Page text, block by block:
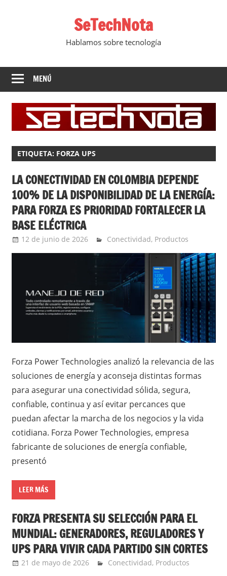
SeTechNota
Hablamos sobre tecnología
MENÚ
ETIQUETA: FORZA UPS
LA CONECTIVIDAD EN COLOMBIA DEPENDE
100% DE LA DISPONIBILIDAD DE LA ENERGÍA:
PARA FORZA ES PRIORIDAD FORTALECER LA
BASE ELÉCTRICA
12 de junio de 2026 Ernesto Herrera
Conectividad, Productos
Forza Power Technologies analizó la relevancia de las
soluciones de energía y aconseja distintas formas
para asegurar una conectividad sólida, segura,
confiable, continua y así evitar percances que
puedan afectar la marcha de los negocios y la vida
cotidiana. Forza Power Technologies, empresa
fabricante de soluciones de energía confiable,
presentó
LEER MÁS
FORZA PRESENTA SU SELECCIÓN PARA EL
MUNDIAL: GENERADORES, REGULADORES Y
UPS PARA VIVIR CADA PARTIDO SIN CORTES
21 de mayo de 2026 Ernesto Herrera
Conectividad, Productos